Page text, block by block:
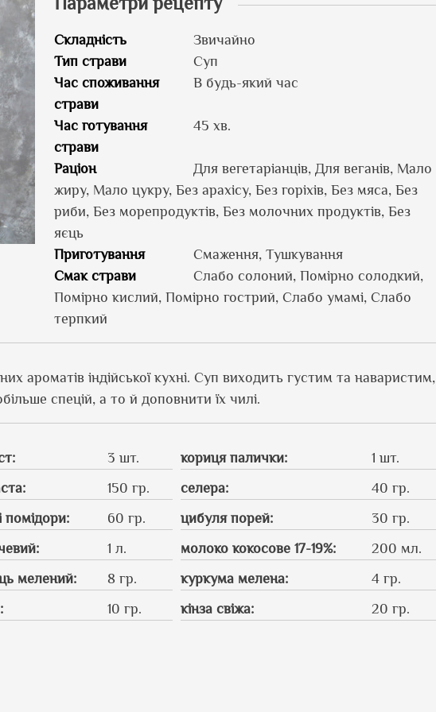
Складність
Звичайно
Тип страви
Суп
Час споживання
страви
В будь-який час
Час готування
страви
45 хв.
Раціон
Для вегетаріанців, Для веганів, Мало
жиру, Мало цукру, Без арахісу, Без горіхів, Без мяса, Без
риби, Без морепродуктів, Без молочних продуктів, Без
яєць
Приготування
Смаження, Тушкування
Смак страви
Слабо солоний, Помірно солодкий,
Помірно кислий, Помірно гострий, Слабо умамі, Слабо
терпкий
ароматів індійської кухні. Суп виходить густим та наваристим,
спецій, а то й доповнити їх чилі.
: 3 шт. кориця палички:
1 шт.
: 150 гр. селера:
40 гр.
помідори: 60 гр. цибуля порей:
30 гр.
: 1 л. молоко кокосове 17-19%:
200 мл.
мелений: 8 гр. куркума мелена:
4 гр.
: 10 гр. кінза свіжа: 20 гр.